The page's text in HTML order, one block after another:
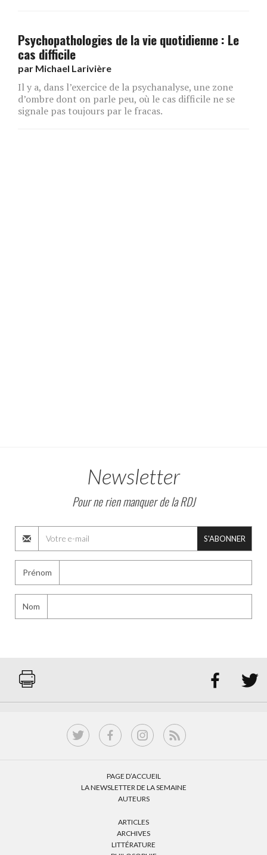
Psychopathologies de la vie quotidienne : Le
cas difficile
par Michael Larivière
Il y a, dans l’exercice de la psychanalyse, une zone
d’ombre dont on parle peu, où le cas difficile ne se
signale pas toujours par le fracas.
Newsletter
Pour ne rien manquer de la RDJ
S'ABONNER
Prénom
Nom
 
PAGE D’ACCUEIL
LA NEWSLETTER DE LA SEMAINE
AUTEURS
ARTICLES
ARCHIVES
LITTÉRATURE